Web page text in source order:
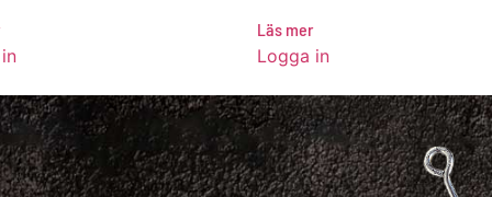
Läs mer
Logga in